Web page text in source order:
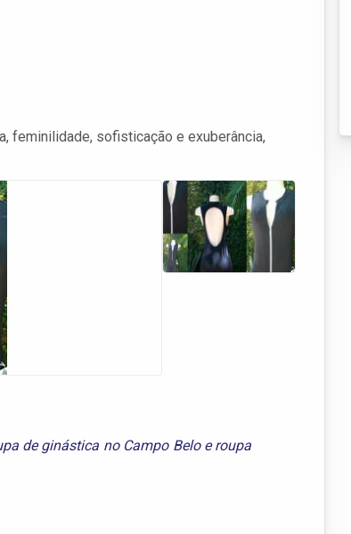
feminilidade, sofisticação e exuberância,
de ginástica no Campo Beloeroupa